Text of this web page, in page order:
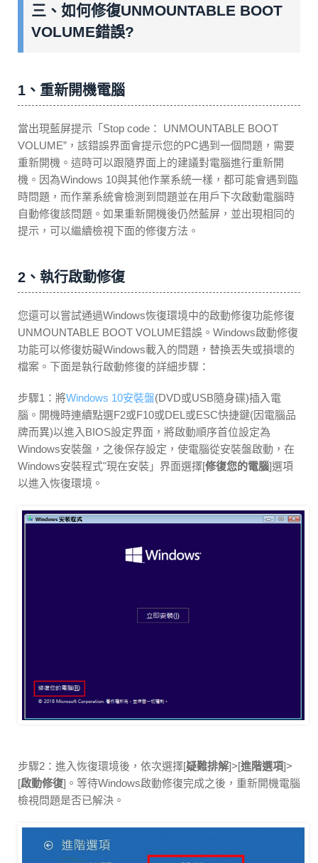
三、如何修復UNMOUNTABLE BOOT
VOLUME錯誤?
1、重新開機電腦
當出現藍屏提示「Stop code： UNMOUNTABLE BOOT
VOLUME”，該錯誤界面會提示您的PC遇到一個問題，需要
重新開機。這時可以跟隨界面上的建議對電腦進行重新開
機。因為Windows 10與其他作業系統一樣，都可能會遇到臨
時問題，而作業系統會檢測到問題並在用戶下次啟動電腦時
自動修復該問題。如果重新開機後仍然藍屏，並出現相同的
提示，可以繼續檢視下面的修復方法。
2、執行啟動修復
您還可以嘗試通過Windows恢復環境中的啟動修復功能修復
UNMOUNTABLE BOOT VOLUME錯誤。Windows啟動修復
功能可以修復妨礙Windows載入的問題，替換丟失或損壞的
檔案。下面是執行啟動修復的詳細步驟：
步驟1：將Windows 10安裝盤(DVD或USB隨身碟)插入電
腦。開機時連續點選F2或F10或DEL或ESC快捷鍵(因電腦品
牌而異)以進入BIOS設定界面，將啟動順序首位設定為
Windows安裝盤，之後保存設定，使電腦從安裝盤啟動，在
Windows安裝程式"現在安裝」界面選擇[修復您的電腦]選項
以進入恢復環境。
步驟2：進入恢復環境後，依次選擇[疑難排解]>[進階選項]>
[啟動修復]。等待Windows啟動修復完成之後，重新開機電腦
檢視問題是否已解決。